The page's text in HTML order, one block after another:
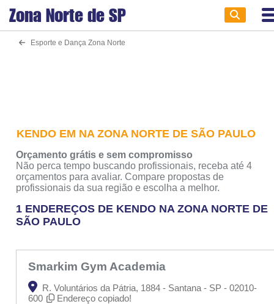
Zona Norte de SP
Esporte e Dança Zona Norte
KENDO EM NA ZONA NORTE DE SÃO PAULO
Orçamento grátis e sem compromisso
Não perca tempo buscando profissionais, receba até 4
orçamentos para avaliar. Compare propostas de
profissionais da sua região e escolha a melhor.
1 ENDEREÇOS DE KENDO NA ZONA NORTE DE
SÃO PAULO
Smarkim Gym Academia
R. Voluntários da Pátria, 1884 - Santana - SP - 02010-
600
Endereço copiado!